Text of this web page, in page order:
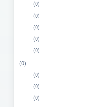
(0)
(0)
(0)
(0)
(0)
(0)
(0)
(0)
(0)